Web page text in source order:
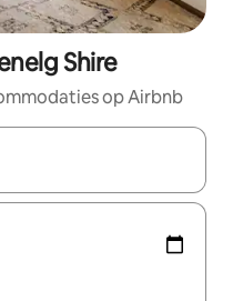
Shire
op Airbnb
zijn, maak je een keuze